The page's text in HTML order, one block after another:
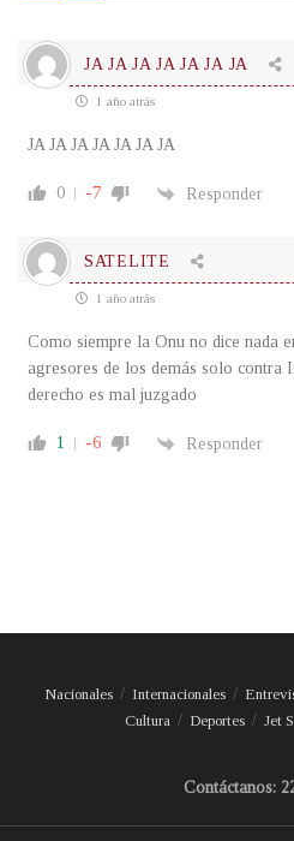
JA JA JA JA JA JA JA
1 año atrás
JA JA JA JA JA JA JA
0 -7 Responder
SATELITE
1 año atrás
Como siempre la Onu no dice nada
agresores de los demás solo contra
derecho es mal juzgado
1 -6 Responder
Nacionales Internacionales
Cultura
Deportes Jet
Contáctanos: